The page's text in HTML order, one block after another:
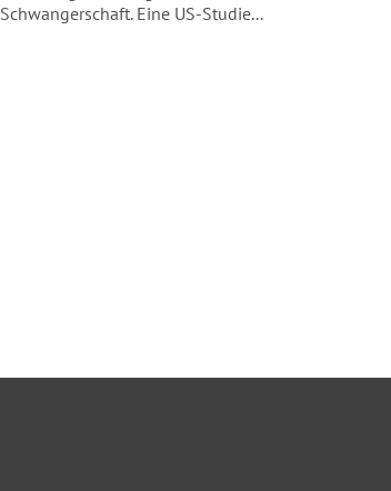
Schwangerschaft. Eine US-Studie...